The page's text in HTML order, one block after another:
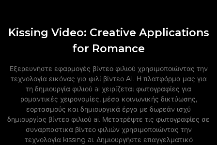
Kissing Video: Creative Applications
for Romance
Εξερευνήστε εφαρμογές βίντεο φιλιού χρησιμοποιώντας την
τεχνολογία εικόνας για φιλί βίντεο AI. Η πλατφόρμα μας για
τη δημιουργία φιλιού ai χειρίζεται φωτογραφίες για
ρομαντικές χειρονομίες, μέσα κοινωνικής δικτύωσης,
εορτασμούς και δημιουργικά έργα με δωρεάν ισχύ
δημιουργίας βίντεο φιλιού ai. Μετατρέψτε τις φωτογραφίες σε
συναρπαστικά βίντεο φιλιών χρησιμοποιώντας την
τεχνολογία kissing ai. Δημιουργήστε επαγγελματικό